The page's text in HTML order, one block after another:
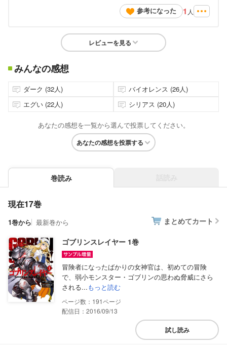
参考になった
1 人
レビューを見る
みんなの感想
ダーク (32人)
バイオレンス (26人)
エグい (22人)
シリアス (20人)
あなたの感想を一覧から選んで投票してください。
あなたの感想を投票する
巻読み
現在17巻
1巻から 最新巻から まとめてカート
ゴブリンスレイヤー 1巻
冒険者になったばかりの女神官は、初めての冒険
で、弱小モンスター・ゴブリンの思わぬ脅威にさら
される...もっと読む
191
配信日：2016/09/13
試し読み